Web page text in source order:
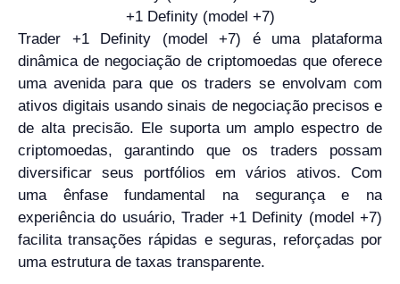
Trader +1 Definity (model +7) é uma plataforma
dinâmica de negociação de criptomoedas que oferece
uma avenida para que os traders se envolvam com
ativos digitais usando sinais de negociação precisos e
de alta precisão. Ele suporta um amplo espectro de
criptomoedas, garantindo que os traders possam
diversificar seus portfólios em vários ativos. Com
uma ênfase fundamental na segurança e na
experiência do usuário, Trader +1 Definity (model +7)
facilita transações rápidas e seguras, reforçadas por
uma estrutura de taxas transparente.